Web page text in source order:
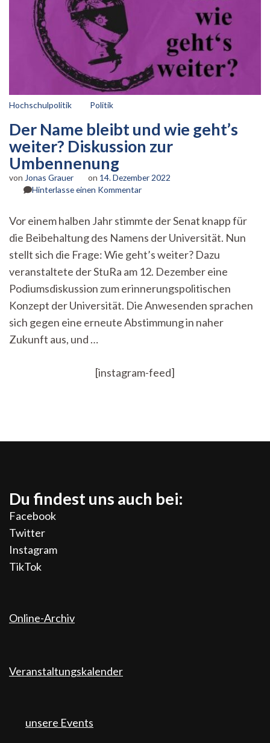
Hochschulpolitik Politik
Der Name bleibt und wie geht’s
weiter? Diskussion zur
Umbennenung
von Jonas Grauer on 14. Dezember 2022
Hinterlasse einen Kommentarzu
bleibt
und
wie
geht’s
weiter?
Diskussion
Umbennenung
Vor einem halben Jahr stimmte der Senat knapp für
die Beibehaltung des Namens der Universität. Nun
stellt sich die Frage: Wie geht’s weiter? Dazu
veranstaltete der StuRa am 12. Dezember eine
Podiumsdiskussion zum erinnerungspolitischen
Konzept der Universität. Die Anwesenden sprachen
sich gegen eine erneute Abstimmung in naher
Zukunft aus, und …
[instagram-feed]
Du findest uns auch bei:
Facebook
Twitter
Instagram
TikTok
Online-Archiv
Veranstaltungskalender
unsere Events